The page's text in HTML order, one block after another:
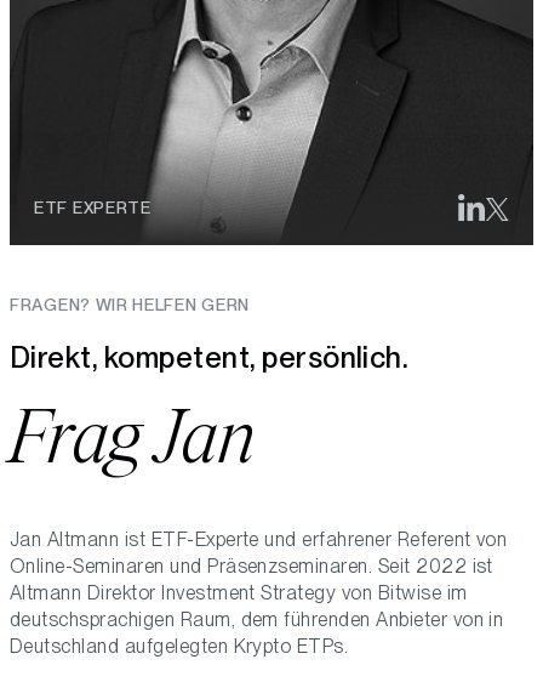
ETF EXPERTE
FRAGEN? WIR HELFEN GERN
Direkt, kompetent, persönlich.
Frag Jan
Jan Altmann ist ETF-Experte und erfahrener Referent von
Online-Seminaren und Präsenzseminaren. Seit 2022 ist
Altmann Direktor Investment Strategy von Bitwise im
deutschsprachigen Raum, dem führenden Anbieter von in
Deutschland aufgelegten Krypto ETPs.